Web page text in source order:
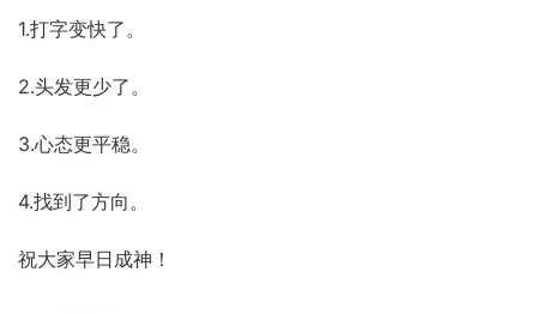
1.打字变快了。
2.头发更少了。
3.心态更平稳。
4.找到了方向。
祝大家早日成神！